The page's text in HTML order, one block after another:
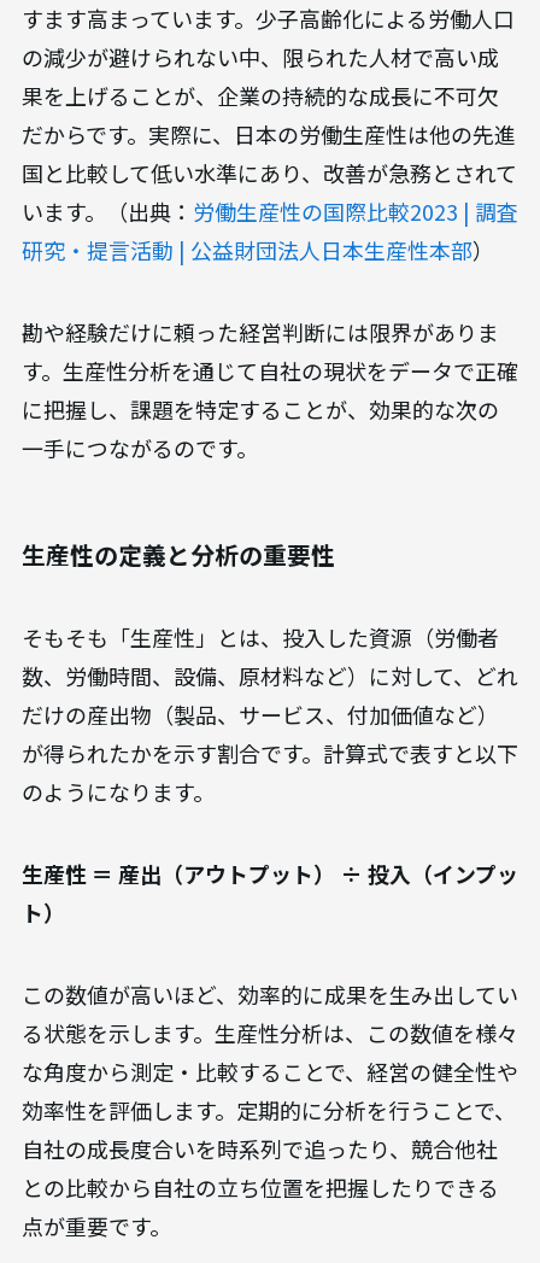
すます高まっています。少子高齢化による労働人口
の減少が避けられない中、限られた人材で高い成
果を上げることが、企業の持続的な成長に不可欠
だからです。実際に、日本の労働生産性は他の先進
国と比較して低い水準にあり、改善が急務とされて
います。（出典： 労働生産性の国際比較2023 | 調査
研究・提言活動 | 公益財団法人日本生産性本部）
勘や経験だけに頼った経営判断には限界がありま
す。生産性分析を通じて自社の現状をデータで正確
に把握し、課題を特定することが、効果的な次の
一手につながるのです。
生産性の定義と分析の重要性
そもそも「生産性」とは、投入した資源（労働者
数、労働時間、設備、原材料など）に対して、どれ
だけの産出物（製品、サービス、付加価値など）
が得られたかを示す割合です。計算式で表すと以下
のようになります。
生産性 ＝ 産出（アウトプット） ÷ 投入（インプッ
ト）
この数値が高いほど、効率的に成果を生み出してい
る状態を示します。生産性分析は、この数値を様々
な角度から測定・比較することで、経営の健全性や
効率性を評価します。定期的に分析を行うことで、
自社の成長度合いを時系列で追ったり、競合他社
との比較から自社の立ち位置を把握したりできる
点が重要です。